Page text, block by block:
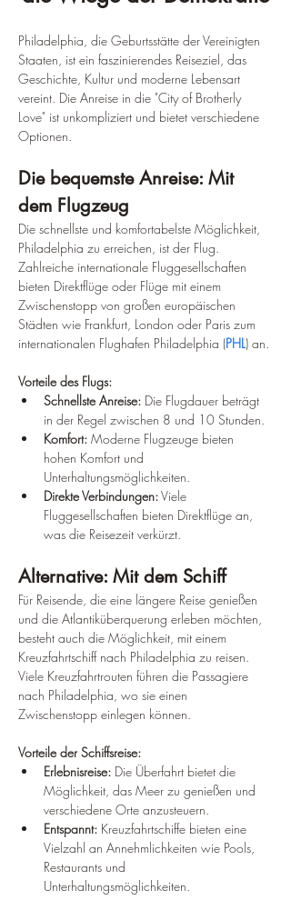
Philadelphia, die Geburtsstätte der Vereinigten
Staaten, ist ein faszinierendes Reiseziel, das
Geschichte, Kultur und moderne Lebensart
vereint. Die Anreise in die "City of Brotherly
Love" ist unkompliziert und bietet verschiedene
Optionen.
Die bequemste Anreise: Mit
dem Flugzeug
Die schnellste und komfortabelste Möglichkeit,
Philadelphia zu erreichen, ist der Flug.
Zahlreiche internationale Fluggesellschaften
bieten Direktflüge oder Flüge mit einem
Zwischenstopp von großen europäischen
Städten wie Frankfurt, London oder Paris zum
internationalen Flughafen Philadelphia (PHL) an.
Vorteile des Flugs:
Schnellste Anreise: Die Flugdauer beträgt
in der Regel zwischen 8 und 10 Stunden.
Komfort: Moderne Flugzeuge bieten
hohen Komfort und
Unterhaltungsmöglichkeiten.
Direkte Verbindungen: Viele
Fluggesellschaften bieten Direktflüge an,
was die Reisezeit verkürzt.
Alternative: Mit dem Schiff
Für Reisende, die eine längere Reise genießen
und die Atlantiküberquerung erleben möchten,
besteht auch die Möglichkeit, mit einem
Kreuzfahrtschiff nach Philadelphia zu reisen.
Viele Kreuzfahrtrouten führen die Passagiere
nach Philadelphia, wo sie einen
Zwischenstopp einlegen können.
Vorteile der Schiffsreise:
Erlebnisreise: Die Überfahrt bietet die
Möglichkeit, das Meer zu genießen und
verschiedene Orte anzusteuern.
Entspannt: Kreuzfahrtschiffe bieten eine
Vielzahl an Annehmlichkeiten wie Pools,
Restaurants und
Unterhaltungsmöglichkeiten.